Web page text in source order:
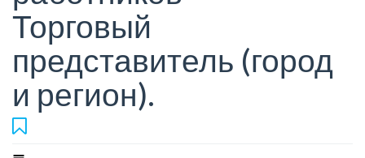
Торговый
представитель (город
и регион).